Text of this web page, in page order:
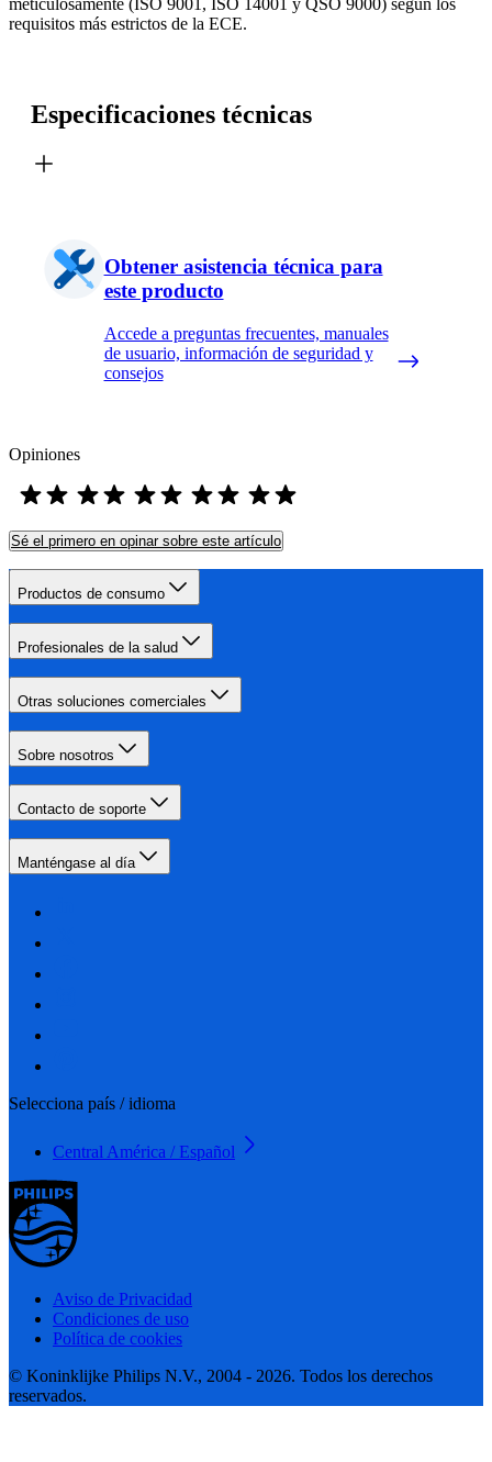
requisitos más estrictos de la ECE.
Especificaciones técnicas
Obtener asistencia técnica para
este producto
Accede a preguntas frecuentes, manuales
de usuario, información de seguridad y
consejos
Opiniones
Sé el primero en opinar sobre este artículo
Productos de consumo
Profesionales de la salud
Otras soluciones comerciales
Sobre nosotros
Contacto de soporte
Manténgase al día
Selecciona país / idioma
Central América / Español
Aviso de Privacidad
Condiciones de uso
Política de cookies
© Koninklijke Philips N.V., 2004 - 2026. Todos los derechos
reservados.